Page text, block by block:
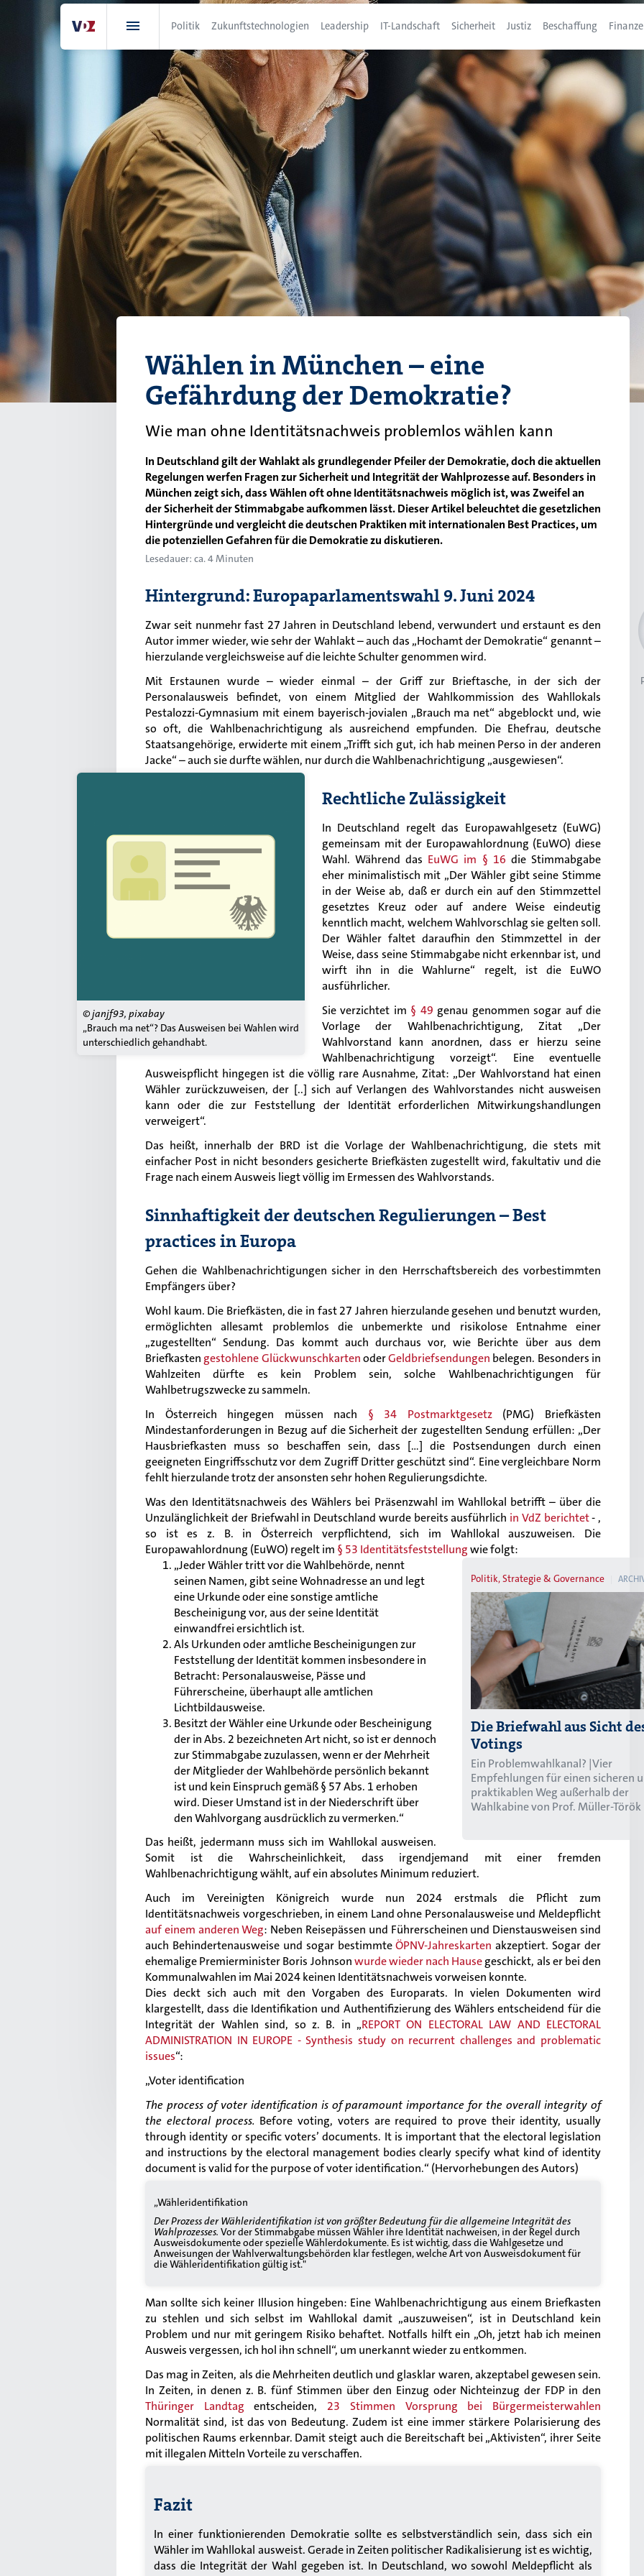
Politik Zukunftstechnologien Leadership IT-Landschaft Sicherheit Justiz Beschaffung
Wählen in München – eine
Gefährdung der Demokratie?
Wie man ohne Identitätsnachweis problemlos wählen kann
In Deutschland gilt der Wahlakt als grundlegender Pfeiler der Demokratie, doch die aktuellen
Regelungen werfen Fragen zur Sicherheit und Integrität der Wahlprozesse auf. Besonders in
München zeigt sich, dass Wählen oft ohne Identitätsnachweis möglich ist, was Zweifel an
der Sicherheit der Stimmabgabe aufkommen lässt. Dieser Artikel beleuchtet die gesetzlichen
Hintergründe und vergleicht die deutschen Praktiken mit internationalen Best Practices, um
die potenziellen Gefahren für die Demokratie zu diskutieren.
Lesedauer: ca. 4 Minuten
Hintergrund: Europaparlamentswahl 9. Juni 2024
Zwar seit nunmehr fast 27 Jahren in Deutschland lebend, verwundert und erstaunt es den
Autor immer wieder, wie sehr der Wahlakt – auch das „Hochamt der Demokratie“ genannt –
hierzulande vergleichsweise auf die leichte Schulter genommen wird.
Mit Erstaunen wurde – wieder einmal – der Griff zur Brieftasche, in der sich der
Personalausweis befindet, von einem Mitglied der Wahlkommission des Wahllokals
Pestalozzi-Gymnasium mit einem bayerisch-jovialen „Brauch ma net“ abgeblockt und, wie
so oft, die Wahlbenachrichtigung als ausreichend empfunden. Die Ehefrau, deutsche
Staatsangehörige, erwiderte mit einem „Trifft sich gut, ich hab meinen Perso in der anderen
Jacke“ – auch sie durfte wählen, nur durch die Wahlbenachrichtigung „ausgewiesen“.
© janjf93, pixabay
„Brauch ma net“? Das Ausweisen bei Wahlen wird
unterschiedlich gehandhabt.
Rechtliche Zulässigkeit
In Deutschland regelt das Europawahlgesetz (EuWG)
gemeinsam mit der Europawahlordnung (EuWO) diese
Wahl. Während das EuWG im § 16 die Stimmabgabe
eher minimalistisch mit „Der Wähler gibt seine Stimme
in der Weise ab, daß er durch ein auf den Stimmzettel
gesetztes Kreuz oder auf andere Weise eindeutig
kenntlich macht, welchem Wahlvorschlag sie gelten soll.
Der Wähler faltet daraufhin den Stimmzettel in der
Weise, dass seine Stimmabgabe nicht erkennbar ist, und
wirft ihn in die Wahlurne“ regelt, ist die EuWO
ausführlicher.
Sie verzichtet im § 49 genau genommen sogar auf die
Vorlage der Wahlbenachrichtigung, Zitat „Der
Wahlvorstand kann anordnen, dass er hierzu seine
Wahlbenachrichtigung vorzeigt“. Eine eventuelle
Ausweispflicht hingegen ist die völlig rare Ausnahme, Zitat: „Der Wahlvorstand hat einen
Wähler zurückzuweisen, der [..] sich auf Verlangen des Wahlvorstandes nicht ausweisen
kann oder die zur Feststellung der Identität erforderlichen Mitwirkungshandlungen
verweigert“.
Das heißt, innerhalb der BRD ist die Vorlage der Wahlbenachrichtigung, die stets mit
einfacher Post in nicht besonders gesicherte Briefkästen zugestellt wird, fakultativ und die
Frage nach einem Ausweis liegt völlig im Ermessen des Wahlvorstands.
Sinnhaftigkeit der deutschen Regulierungen – Best
practices in Europa
Gehen die Wahlbenachrichtigungen sicher in den Herrschaftsbereich des vorbestimmten
Empfängers über?
Wohl kaum. Die Briefkästen, die in fast 27 Jahren hierzulande gesehen und benutzt wurden,
ermöglichten allesamt problemlos die unbemerkte und risikolose Entnahme einer
„zugestellten“ Sendung. Das kommt auch durchaus vor, wie Berichte über aus dem
Briefkasten gestohlene GlückwunschkartenoderGeldbriefsendungen belegen. Besonders in
Wahlzeiten dürfte es kein Problem sein, solche Wahlbenachrichtigungen für
Wahlbetrugszwecke zu sammeln.
In Österreich hingegen müssen nach § 34 Postmarktgesetz(PMG) Briefkästen
Mindestanforderungen in Bezug auf die Sicherheit der zugestellten Sendung erfüllen: „Der
Hausbriefkasten muss so beschaffen sein, dass [...] die Postsendungen durch einen
geeigneten Eingriffsschutz vor dem Zugriff Dritter geschützt sind“. Eine vergleichbare Norm
fehlt hierzulande trotz der ansonsten sehr hohen Regulierungsdichte.
Was den Identitätsnachweis des Wählers bei Präsenzwahl im Wahllokal betrifft – über die
Unzulänglichkeit der Briefwahl in Deutschland wurde bereits ausführlich in VdZ berichtet- ,
so ist es z. B. in Österreich verpflichtend, sich im Wahllokal auszuweisen. Die
Europawahlordnung (EuWO) regelt im § 53 Identitätsfeststellungwie folgt:
Politik, Strategie & Governance
Die Briefwahl aus Sicht
Votings
Ein Problemwahlkanal? |Vier
Empfehlungen für einen sicheren
praktikablen Weg außerhalb der
Wahlkabine von Prof. Müller-Török
„Jeder Wähler tritt vor die Wahlbehörde, nennt
seinen Namen, gibt seine Wohnadresse an und legt
eine Urkunde oder eine sonstige amtliche
Bescheinigung vor, aus der seine Identität
einwandfrei ersichtlich ist.
Als Urkunden oder amtliche Bescheinigungen zur
Feststellung der Identität kommen insbesondere in
Betracht: Personalausweise, Pässe und
Führerscheine, überhaupt alle amtlichen
Lichtbildausweise.
Besitzt der Wähler eine Urkunde oder Bescheinigung
der in Abs. 2 bezeichneten Art nicht, so ist er dennoch
zur Stimmabgabe zuzulassen, wenn er der Mehrheit
der Mitglieder der Wahlbehörde persönlich bekannt
ist und kein Einspruch gemäß § 57 Abs. 1 erhoben
wird. Dieser Umstand ist in der Niederschrift über
den Wahlvorgang ausdrücklich zu vermerken.“
Das heißt, jedermann muss sich im Wahllokal ausweisen.
Somit ist die Wahrscheinlichkeit, dass irgendjemand mit einer fremden
Wahlbenachrichtigung wählt, auf ein absolutes Minimum reduziert.
Auch im Vereinigten Königreich wurde nun 2024 erstmals die Pflicht zum
Identitätsnachweis vorgeschrieben, in einem Land ohne Personalausweise und Meldepflicht
auf einem anderen Weg: Neben Reisepässen und Führerscheinen und Dienstausweisen sind
auch Behindertenausweise und sogar bestimmteÖPNV-Jahreskarten akzeptiert. Sogar der
ehemalige Premierminister Boris Johnsonwurde wieder nach Hausegeschickt, als er bei den
Kommunalwahlen im Mai 2024 keinen Identitätsnachweis vorweisen konnte.
Dies deckt sich auch mit den Vorgaben des Europarats. In vielen Dokumenten wird
klargestellt, dass die Identifikation und Authentifizierung des Wählers entscheidend für die
Integrität der Wahlen sind, so z. B. in „REPORT ON ELECTORAL LAW AND ELECTORAL
ADMINISTRATION IN EUROPE - Synthesis study on recurrent challenges and problematic
issues“:
„Voter identification
The process of voter identification is of paramount importance for the overall integrity of
the electoral process. Before voting, voters are required to prove their identity, usually
through identity or specific voters’ documents. It is important that the electoral legislation
and instructions by the electoral management bodies clearly specify what kind of identity
document is valid for the purpose of voter identification.“ (Hervorhebungen des Autors)
„Wähleridentifikation
Der Prozess der Wähleridentifikation ist von größter Bedeutung für die allgemeine Integrität des
Wahlprozesses. Vor der Stimmabgabe müssen Wähler ihre Identität nachweisen, in der Regel durch
Ausweisdokumente oder spezielle Wählerdokumente. Es ist wichtig, dass die Wahlgesetze und
Anweisungen der Wahlverwaltungsbehörden klar festlegen, welche Art von Ausweisdokument für
die Wähleridentifikation gültig ist."
Man sollte sich keiner Illusion hingeben: Eine Wahlbenachrichtigung aus einem Briefkasten
zu stehlen und sich selbst im Wahllokal damit „auszuweisen“, ist in Deutschland kein
Problem und nur mit geringem Risiko behaftet. Notfalls hilft ein „Oh, jetzt hab ich meinen
Ausweis vergessen, ich hol ihn schnell“, um unerkannt wieder zu entkommen.
Das mag in Zeiten, als die Mehrheiten deutlich und glasklar waren, akzeptabel gewesen sein.
In Zeiten, in denen z. B. fünf Stimmen über den Einzug oder Nichteinzug der FDP in den
Thüringer Landtag entscheiden, 23 Stimmen Vorsprung bei Bürgermeisterwahlen
Normalität sind, ist das von Bedeutung. Zudem ist eine immer stärkere Polarisierung des
politischen Raums erkennbar. Damit steigt auch die Bereitschaft bei „Aktivisten“, ihrer Seite
mit illegalen Mitteln Vorteile zu verschaffen.
Fazit
In einer funktionierenden Demokratie sollte es selbstverständlich sein, dass sich ein
Wähler im Wahllokal ausweist. Gerade in Zeiten politischer Radikalisierung ist es wichtig,
dass die Integrität der Wahl gegeben ist. In Deutschland, wo sowohl Meldepflicht als